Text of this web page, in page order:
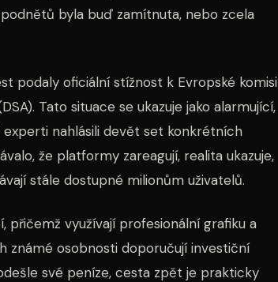
byla buď zamítnuta, nebo zcela
podaly oficiální stížnost k Evropské komisi
Tato situace se ukazuje jako alarmující,
nahlásili devět set konkrétních
že platformy zareagují, realita ukazuje,
stále dostupné milionům uživatelů.
přičemž využívají profesionální grafiku a
známé osobnosti doporučují investiční
své peníze, cesta zpět je prakticky